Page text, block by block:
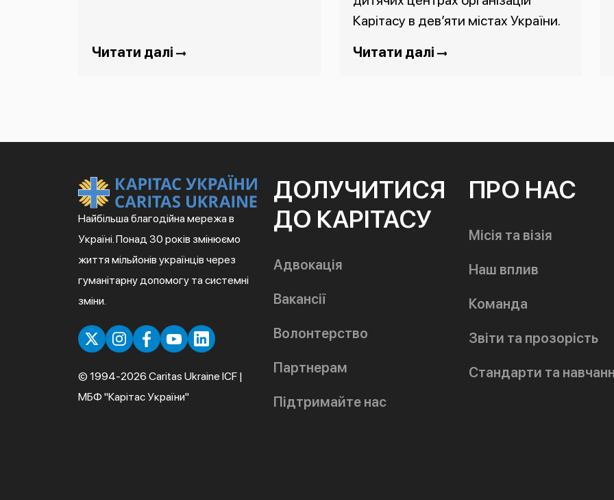
Читати далі
Карітасу в дев’яти містах України.
Читати далі
Найбільша благодійна мережа в
Україні. Понад 30 років змінюємо
життя мільйонів українців через
гуманітарну допомогу та системні
зміни.
© 1994-2026 Caritas Ukraine ICF |
МБФ "Карітас України"
ДОЛУЧИТИСЯ
ДО КАРІТАСУ
Адвокація
Вакансії
Волонтерство
Партнерам
Підтримайте нас
ПРО НАС
Місія та візія
Наш вплив
Команда
Звіти та прозорість
Стандарти та